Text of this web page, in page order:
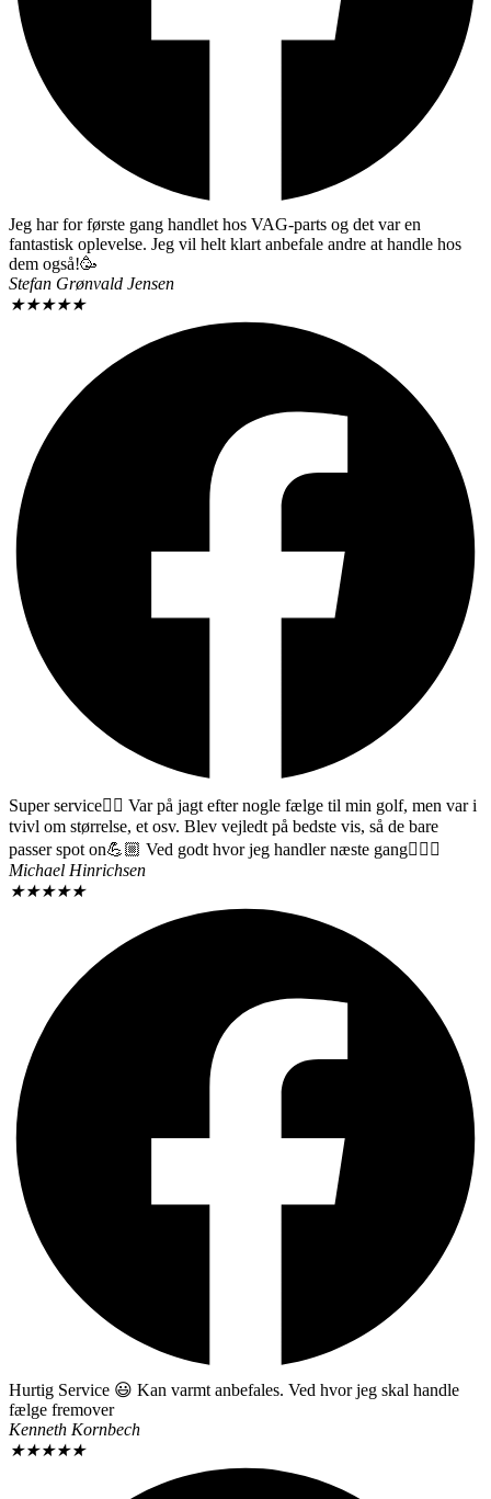
Jeg har for første gang handlet hos VAG-parts og det var en
fantastisk oplevelse. Jeg vil helt klart anbefale andre at handle hos
dem også!🥳
Stefan Grønvald Jensen
★★★★★
Super service👌🏼 Var på jagt efter nogle fælge til min golf, men var i
tvivl om størrelse, et osv. Blev vejledt på bedste vis, så de bare
passer spot on💪🏼 Ved godt hvor jeg handler næste gang👍🏼😃
Michael Hinrichsen
★★★★★
Hurtig Service 😃 Kan varmt anbefales. Ved hvor jeg skal handle
fælge fremover
Kenneth Kornbech
★★★★★